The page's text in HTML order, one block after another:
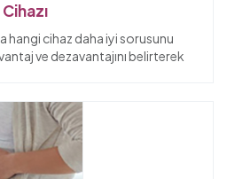
hangi cihaz daha iyi sorusunu
ve dezavantajını belirterek